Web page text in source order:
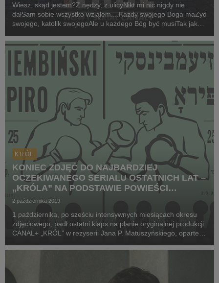
Wiesz, skąd jestem?Z nędzy, z ulicyNikt mi nic nigdy nie
dałSam sobie wszystko wziąłem....Każdy swojego Boga maŻyd
swojego, katolik swojegoAle u każdego Bóg być musiTak jak
jesteśmy!
KRÓL
KONIEC ZDJĘĆ DO NAJBARDZIEJ
OCZEKIWANEGO SERIALU OSTATNICH LAT –
„KRÓLA” NA PODSTAWIE POWIEŚCI
SZCZEPANA TWARDOCHA
2 października 2019
1 października, po sześciu intensywnych miesiącach okresu
zdjęciowego, padł ostatni klaps na planie oryginalnej produkcji
CANAL+ „KRÓL” w reżyserii Jana P. Matuszyńskiego, opartej
samym tytułem. Prace na planie trwał...